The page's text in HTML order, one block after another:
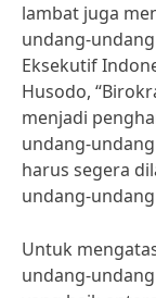
lambat juga
undang-
Eksekutif
Husodo,
menjadi
undang-
harus segera
undang-
Untuk
undang-